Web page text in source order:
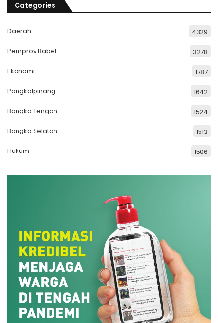
Categories
Daerah 4329
Pemprov Babel 3278
Ekonomi 1787
Pangkalpinang 1642
Bangka Tengah 1524
Bangka Selatan 1513
Hukum 1506